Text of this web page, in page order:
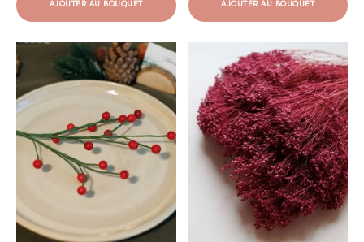
AJOUTER AU BOUQUET
AJOUTER AU BOUQUET AJOUTER AU BOUQUET